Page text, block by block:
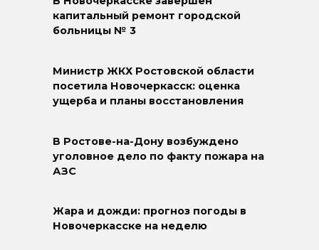
капитальный ремонт городской
больницы № 3
Министр ЖКХ Ростовской области
посетила Новочеркасск: оценка
ущерба и планы восстановления
В Ростове-на-Дону возбуждено
уголовное дело по факту пожара на
АЗС
Жара и дожди: прогноз погоды в
Новочеркасске на неделю